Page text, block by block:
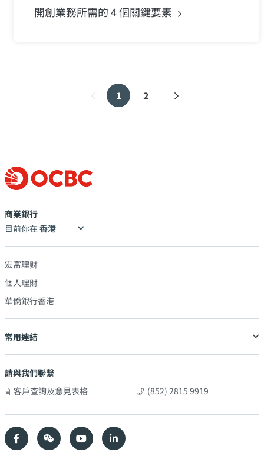
開創業務所需的 4個關鍵要素
1 2
商業銀行
目前你在
宏富理财
個人理財
華僑銀行香港
常用連結
請與我們聯繫
客戶查詢及意見表格
(852) 2815 9919